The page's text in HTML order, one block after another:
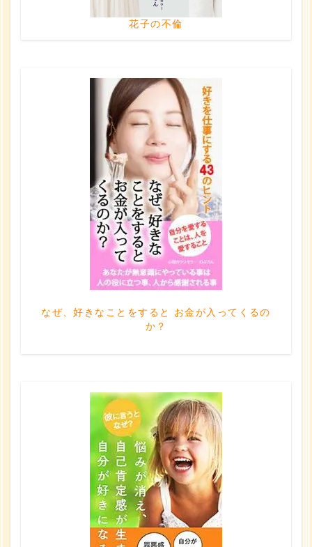
花子の不倫
なぜ、好きなことをすると お金が入ってくるの
か？